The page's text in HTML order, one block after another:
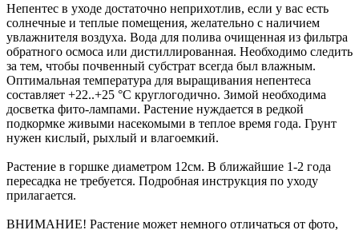
Непентес в уходе достаточно неприхотлив, если у вас есть
солнечные и теплые помещения, желательно с наличием
увлажнителя воздуха. Вода для полива очищенная из фильтра
обратного осмоса или дистиллированная. Необходимо следить
за тем, чтобы почвенный субстрат всегда был влажным.
Оптимальная температура для выращивания непентеса
составляет +22..+25 °С круглогодично. Зимой необходима
досветка фито-лампами. Растение нуждается в редкой
подкормке живыми насекомыми в теплое время года. Грунт
нужен кислый, рыхлый и влагоемкий.
Растение в горшке диаметром 12см. В ближайшие 1-2 года
пересадка не требуется. Подробная инструкция по уходу
прилагается.
ВНИМАНИЕ! Растение может немного отличаться от фото,